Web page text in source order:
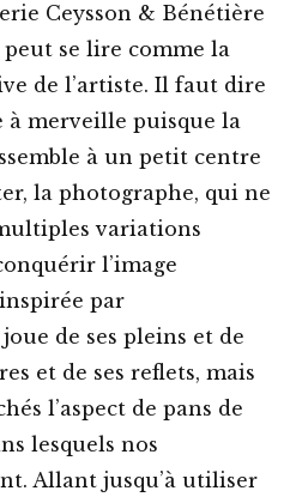
Ceysson & Bénétière
se lire comme la
de l’artiste. Il faut dire
à merveille puisque la
à un petit centre
la photographe, qui ne
variations
l’image
par
de ses pleins et de
et de ses reflets, mais
l’aspect de pans de
lesquels nos
Allant jusqu’à utiliser